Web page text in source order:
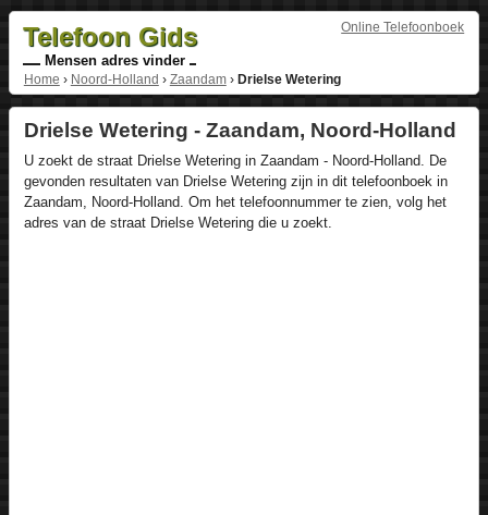
Online Telefoonboek
Telefoon Gids
Mensen adres vinder
Home › Noord-Holland › Zaandam› Drielse Wetering
Drielse Wetering - Zaandam, Noord-Holland
U zoekt de straat Drielse Wetering in Zaandam - Noord-Holland. De
gevonden resultaten van Drielse Wetering zijn in dit telefoonboek in
Zaandam, Noord-Holland. Om het telefoonnummer te zien, volg het
adres van de straat Drielse Wetering die u zoekt.